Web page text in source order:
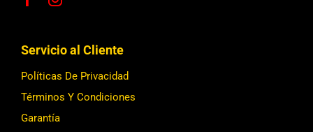
Servicio al Cliente
Políticas De Privacidad
Términos Y Condiciones
Garantía